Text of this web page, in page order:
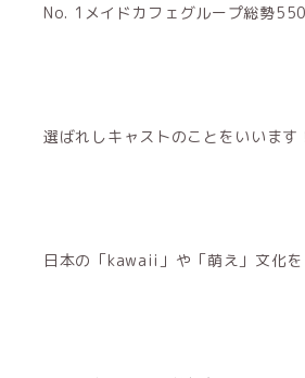
No. 1メイドカフェグループ総勢
選ばれしキャストのことをいいます
日本の「kawaii」や「萌え」文化を